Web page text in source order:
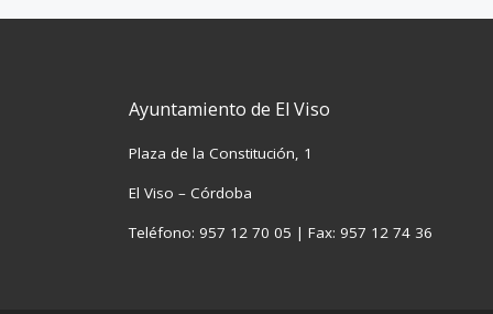
Ayuntamiento de El Viso
Plaza de la Constitución, 1
El Viso – Córdoba
Teléfono: 957 12 70 05 | Fax: 957 12 74 36